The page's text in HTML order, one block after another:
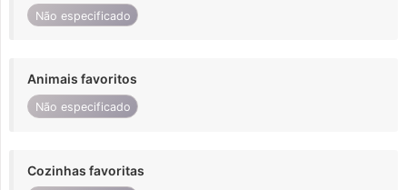
Não especificado
Animais favoritos
Não especificado
Cozinhas favoritas